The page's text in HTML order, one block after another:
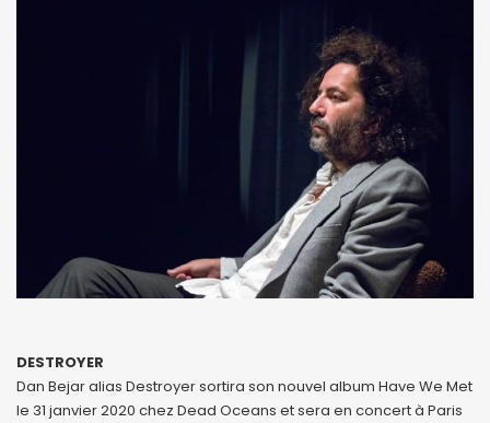
DESTROYER
Dan Bejar alias Destroyer sortira son nouvel album Have We Met
le 31 janvier 2020 chez Dead Oceans et sera en concert à Paris